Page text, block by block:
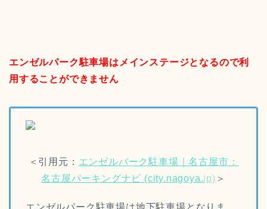
エンゼルパーク駐車場はメインステージとなるので利
用することができません
＜引用元： エンゼルパーク駐車場｜名古屋市：
名古屋パーキングナビ (city.nagoya.jp) ＞